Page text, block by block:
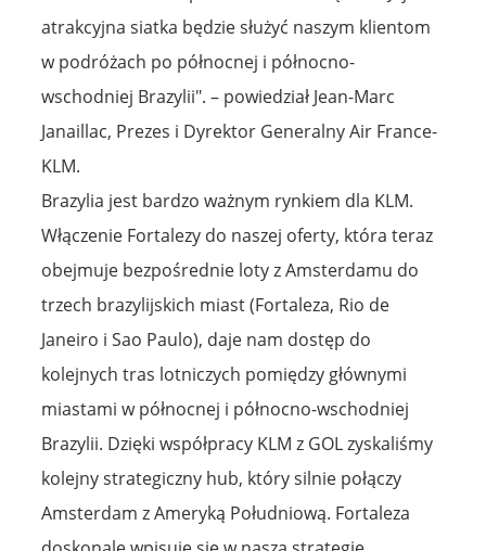
atrakcyjna siatka będzie służyć naszym klientom
w podróżach po północnej i północno-
wschodniej Brazylii". – powiedział Jean-Marc
Janaillac, Prezes i Dyrektor Generalny Air France-
KLM.
Brazylia jest bardzo ważnym rynkiem dla KLM.
Włączenie Fortalezy do naszej oferty, która teraz
obejmuje bezpośrednie loty z Amsterdamu do
trzech brazylijskich miast (Fortaleza, Rio de
Janeiro i Sao Paulo), daje nam dostęp do
kolejnych tras lotniczych pomiędzy głównymi
miastami w północnej i północno-wschodniej
Brazylii. Dzięki współpracy KLM z GOL zyskaliśmy
kolejny strategiczny hub, który silnie połączy
Amsterdam z Ameryką Południową. Fortaleza